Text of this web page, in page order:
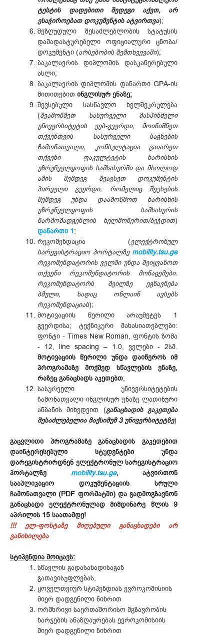
ტესტის დადებითი შედეგი აქვთ, არ
ესაჭიროებათ დოკუმენტის ატვირთვა);
შეზღუდული შესაძლებლობის სტატუსის
დამადასტურებელი ოფიციალური ცნობა/
დოკუმენტი (არსებობის შემთხვევაში);
ბაკალავრის დიპლომის დასკანერებული
ასლი;
ბაკალავრის დიპლომის დანართი GPA-ის
მითითებით ინგლისურ ენაზე;
შევსებული სასწავლო ხელშეკრულება
(შეამოწმეთ სასურველი მასპინძელი
უნივერსიტეტის ვებ-გვერდი, მოინიშნეთ
თქვენთვის სასურველი საგნების
ჩამონათვალი, კონსულტაცია გაიარეთ
თქვენი ფაკულტეტის ხარისხის
უზრუნველყოფის სამსახურში და მხოლოდ
ამის შემდეგ შეავსეთ დოკუმენტის
პირველი გვერდი, რომელიც შევსების
შემდეგ უნდა დაამოწმოთ ხარისხის
უზრუნველყოფის სამსახურის
წარმომადგენლის ხელმოწერით/ბეჭდით)
დანართი 1;
რეკომენდაცია (ელექტრონულ
სარეგისტრაციო პორტალზე mobility.tsu.ge
რეკომენდატორის ველში უნდა შეიყვანოთ
თქვენი რეკომენდატორის მონაცემები.
რეკომენდატორს მეილზე ეგზავნება
ბმული, სადაც ონლაინ ავსებს
რეკომენდაციას);
მოტივაციის წერილი არაუმეტეს 1
გვერდისა; ტექნიკური მახასიათებლები:
ფონტი - Times New Roman, ფონტის ზომა
- 12, line spacing – 1.0, ველები - 2სმ.
მოტივაციის წერილი უნდა დაიწეროს იმ
პროგრამაზე მოქმედ სწავლების ენაზე,
რაზეც განაცხადს აკეთებთ;
სასურველი უნივერსიტეტების
ჩამონათვალი ინგლისურ ენაზე ლათინური
ანბანის მიხედვით (განაცხადის გაკეთება
შესაძლებელია მაქსიმუმ 3 უნივერსიტეტზე)
გაცვლითი პროგრამაზე განაცხადის გაკეთებით
დაინტერესებული სტუდენტები უნდა
დარეგისტრირდნენ ელექტრონულ სარეგისტრაციო
პორტალზე mobility.tsu.ge, ატვირთონ
სააპლიკაციო დოკუმენტაციის სრული
ჩამონათვალი (PDF ფორმატში) და გადმოგზავნონ
განაცხადი ელექტრონულად მიმდინარე წლის 9
აპრილის 15 საათამდე!
!!! ელ-ფოსტაზე მიღებული განაცხადები არ
განიხილება
სტიპენდია მოიცავს:
სწავლის გადასახადისაგან
გათავისუფლებას,
ყოველთვიურ სტიპენდიას ევროკომისიის
მიერ დადგენილი ნიხრით
ორმხრივი საერთაშორისო მგზავრობის
ხარჯების ანაზღაურებას ევროკომისიის
მიერ დადგენილი ნიხრით